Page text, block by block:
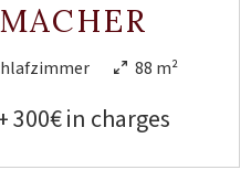
88 m²
300€ in charges